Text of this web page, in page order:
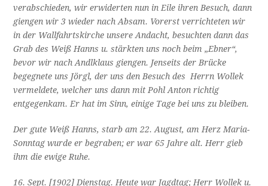
verabschieden, wir erwiderten nun in Eile ihren Besuch, dann
giengen wir 3 wieder nach Absam. Vorerst verrichteten wir
in der Wallfahrtskirche unsere Andacht, besuchten dann das
Grab des Weiß Hanns u. stärkten uns noch beim „Ebner“,
bevor wir nach Andlklaus giengen. Jenseits der Brücke
begegnete uns Jörgl, der uns den Besuch des Herrn Wollek
vermeldete, welcher uns dann mit Pohl Anton richtig
entgegenkam. Er hat im Sinn, einige Tage bei uns zu bleiben.
Der gute Weiß Hanns, starb am 22. August, am Herz Maria-
Sonntag wurde er begraben; er war 65 Jahre alt. Herr gieb
ihm die ewige Ruhe.
16. Sept. [1902] Dienstag. Heute war Jagdtag; Herr Wollek u.